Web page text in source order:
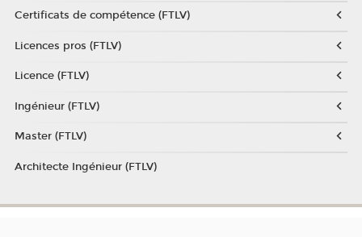
Certificats de compétence (FTLV)
Licences pros (FTLV)
Licence (FTLV)
Ingénieur (FTLV)
Master (FTLV)
Architecte Ingénieur (FTLV)